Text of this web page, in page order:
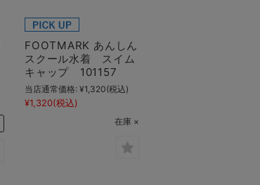
FOOTMARK あんしん
スクール水着 スイム
キャップ 101157
当店通常価格: ¥1,320(税込)
¥1,320(税込)
在庫 ×